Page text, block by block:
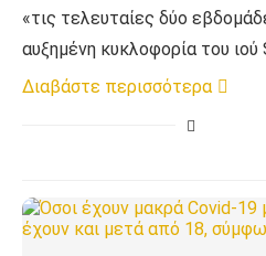
«τις τελευταίες δύο
αυξημένη κυκλοφορία του
Διαβάστε περισσότερα